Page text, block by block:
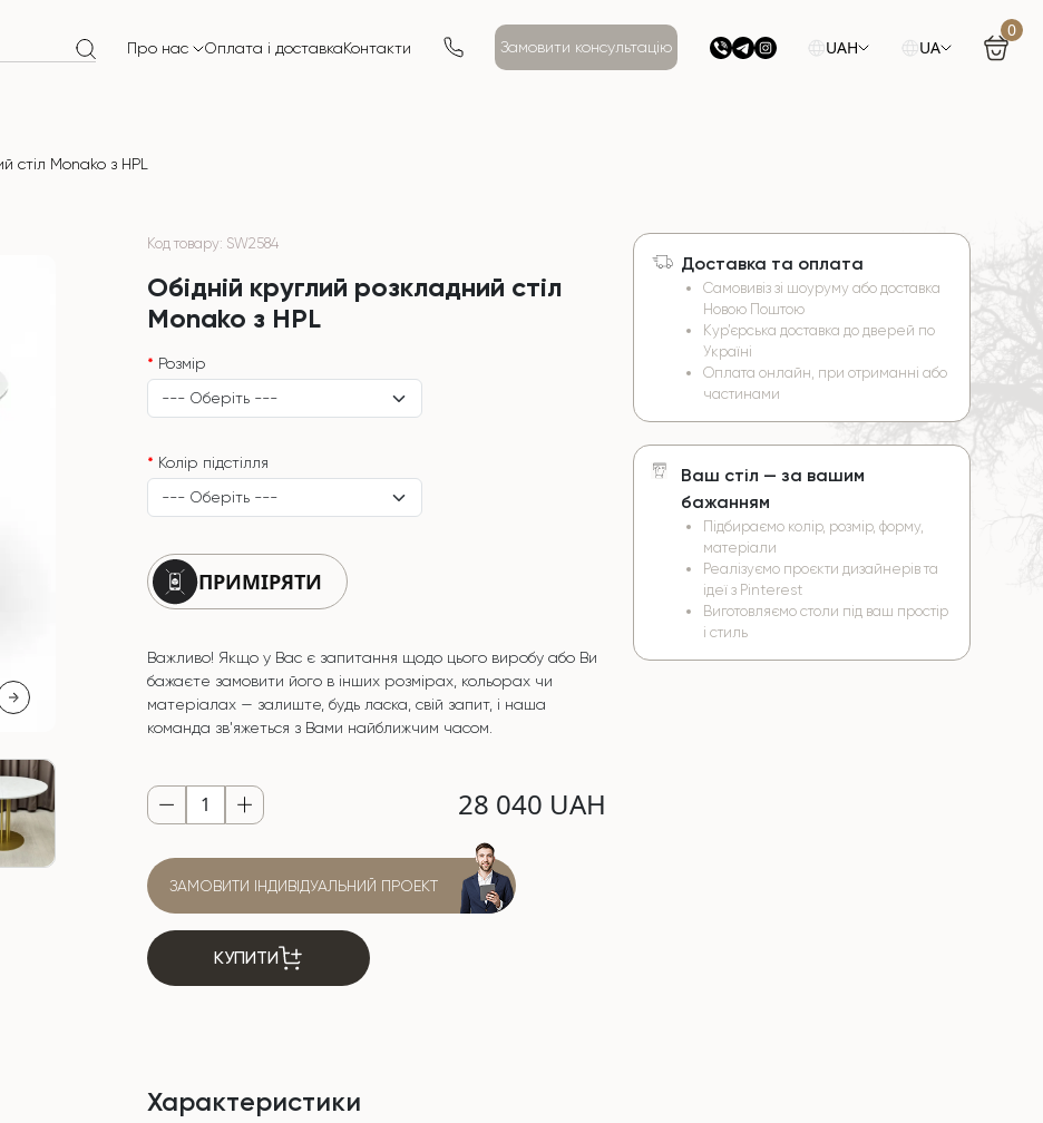
Про нас Оплата і доставкаКонтакти Замовити консультацію UAH UA
0
стіл Monako з HPL
Код товару: SW2584
Обідній круглий розкладний стіл
Monako з HPL
Розмір
Колір підстілля
ПРИМІРЯТИ
Важливо! Якщо у Вас є запитання щодо цього виробу або Ви
бажаєте замовити його в інших розмірах, кольорах чи
матеріалах — залиште, будь ласка, свій запит, і наша
команда зв'яжеться з Вами найближчим часом.
28 040 UAH
ЗАМОВИТИ ІНДИВІДУАЛЬНИЙ ПРОЕКТ
КУПИТИ
Доставка та оплата
Самовивіз зі шоуруму або доставка
Новою Поштою
Кур’єрська доставка до дверей по
Україні
Оплата онлайн, при отриманні або
частинами
Ваш стіл — за вашим
бажанням
Підбираємо колір, розмір, форму,
матеріали
Реалізуємо проєкти дизайнерів та
ідеї з Pinterest
Виготовляємо столи під ваш простір
і стиль
Характеристики